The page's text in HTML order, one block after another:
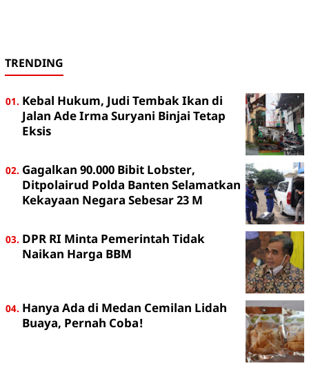
TRENDING
Kebal Hukum, Judi Tembak Ikan di
Jalan Ade Irma Suryani Binjai Tetap
Eksis
Gagalkan 90.000 Bibit Lobster,
Ditpolairud Polda Banten Selamatkan
Kekayaan Negara Sebesar 23 M
DPR RI Minta Pemerintah Tidak
Naikan Harga BBM
Hanya Ada di Medan Cemilan Lidah
Buaya, Pernah Coba!